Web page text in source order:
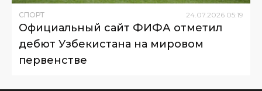
СПОРТ 24 07 2026 05:19
Официальный сайт ФИФА отметил
дебют Узбекистана на мировом
первенстве